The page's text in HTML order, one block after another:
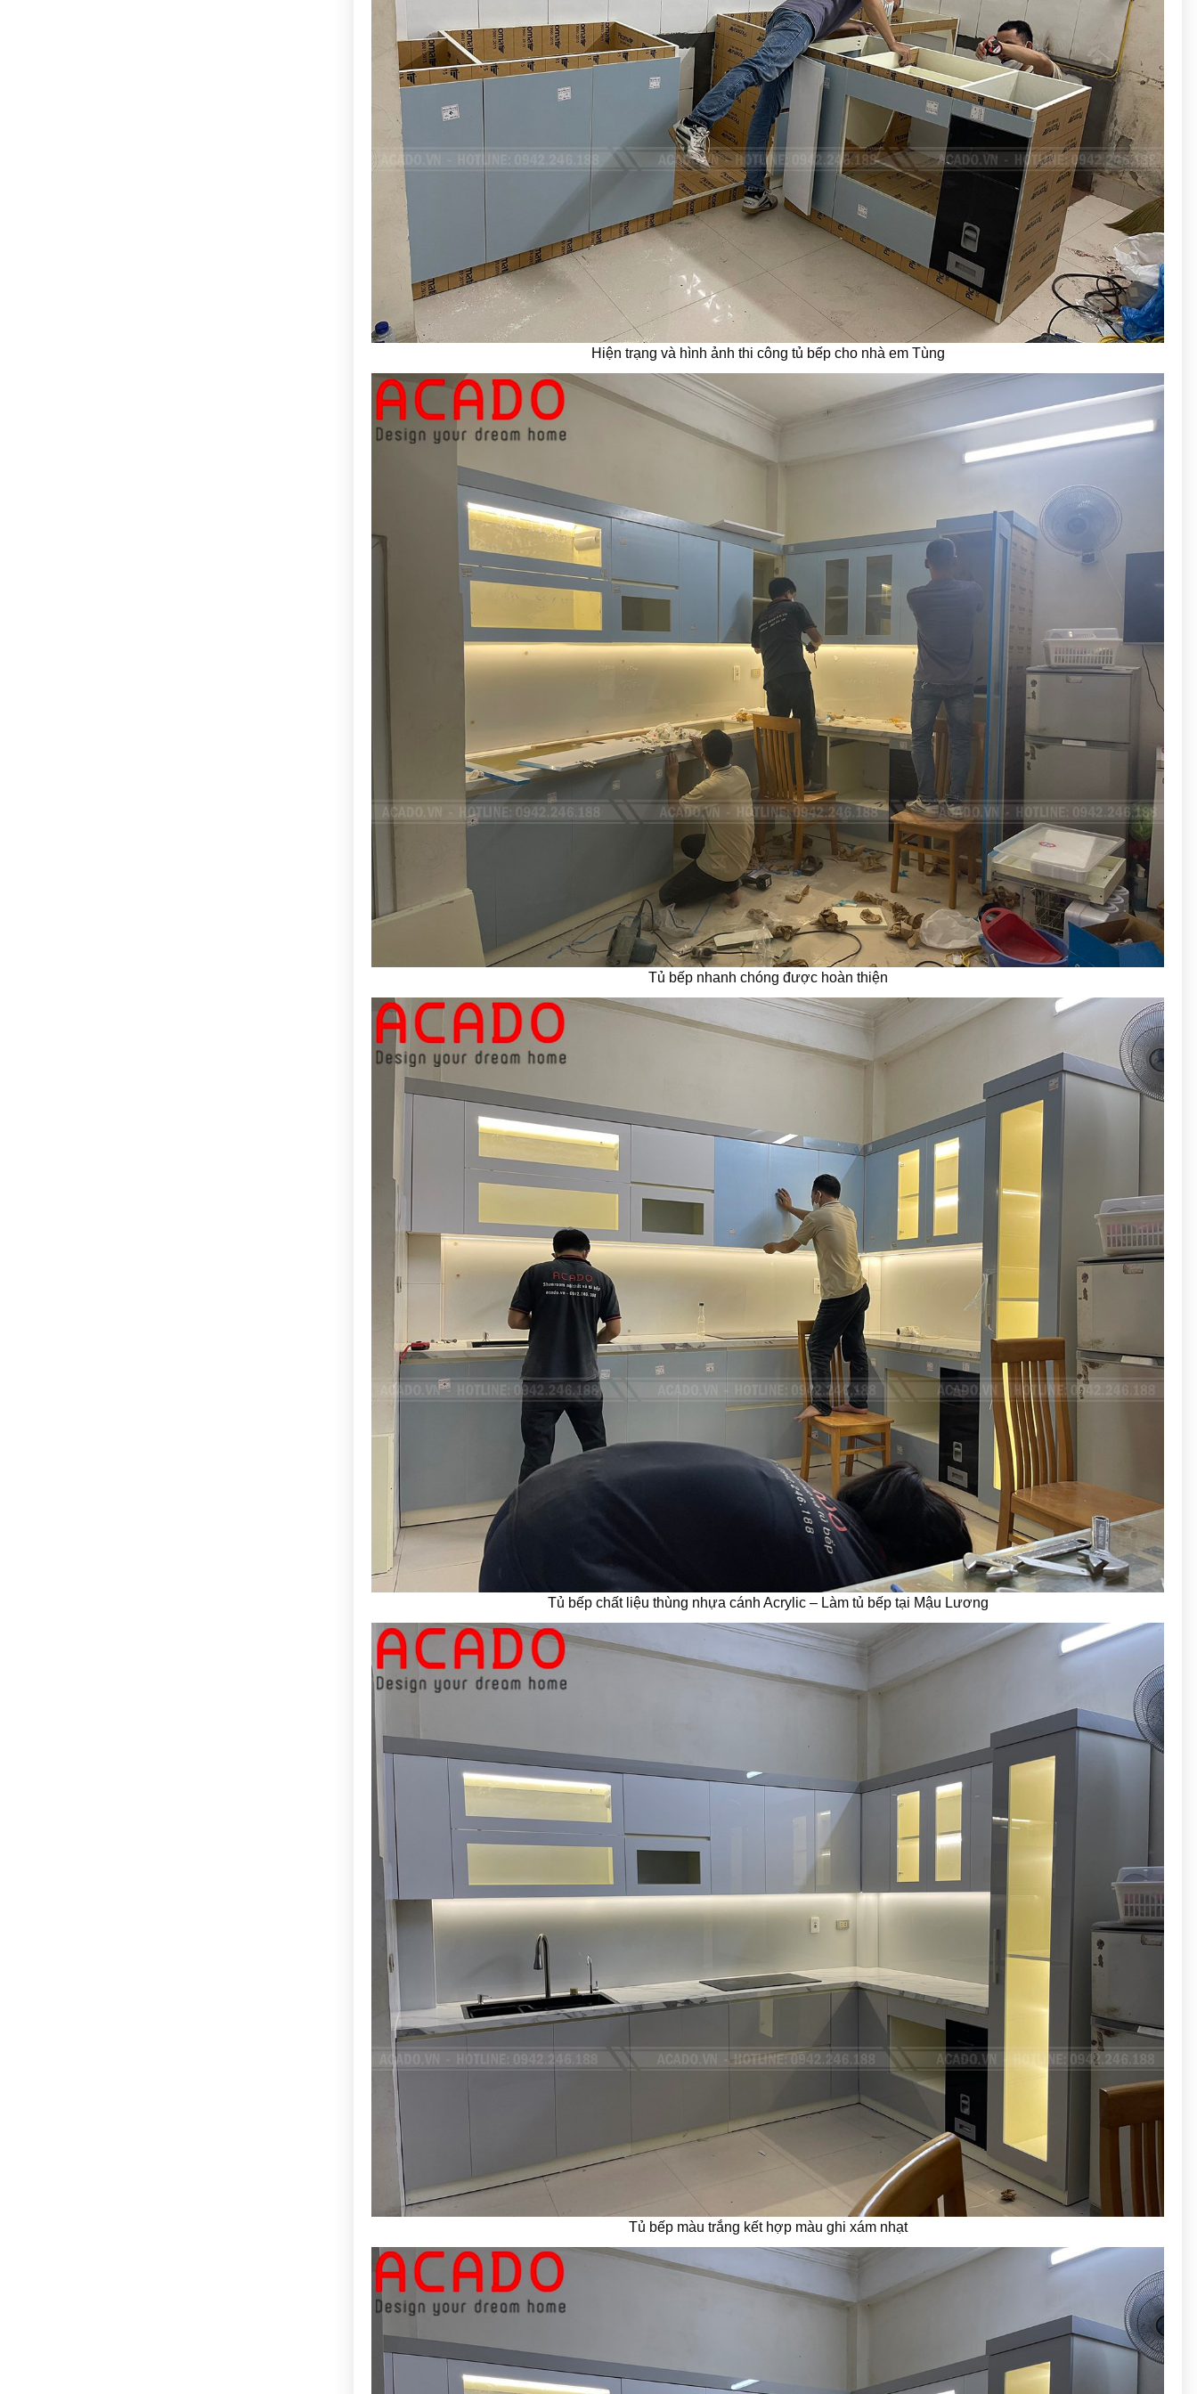
Hiện trạng và hình ảnh thi công tủ bếp cho nhà em Tùng
Tủ bếp nhanh chóng được hoàn thiện
Tủ bếp chất liệu thùng nhựa cánh Acrylic – Làm tủ bếp tại Mậu Lương
Tủ bếp màu trắng kết hợp màu ghi xám nhạt